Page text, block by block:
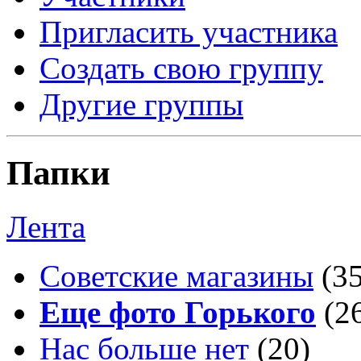
Пригласить участника
Создать свою группу
Другие группы
Папки
Лента
Советские магазины
Еще фото Горького
Нас больше нет (20)